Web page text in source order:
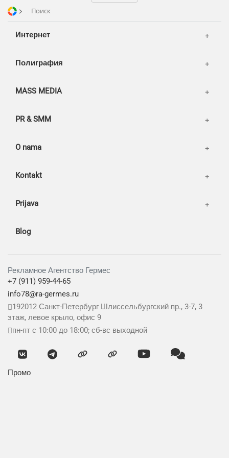
Поиск
Интернет
Полиграфия
MASS MEDIA
PR & SMM
O nama
Publications
News
Our works
Kontakt
Prijava
Korpa
Blog
Рекламное Агентство Гермес
+7 (911) 959-44-65
info78@ra-germes.ru
192012 Санкт-Петербург Шлиссельбургский пр., 3-7, 3
этаж, левое крыло, офис 9
пн-пт с 10:00 до 18:00; сб-вс выходной
Промо